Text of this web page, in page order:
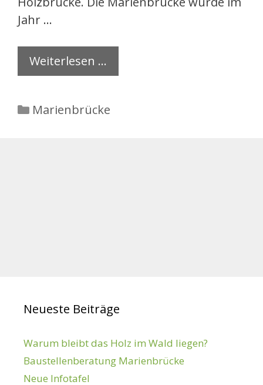
Jahr …
Weiterlesen …
Kategorien
Marienbrücke
Neueste Beiträge
Warum bleibt das Holz im Wald liegen?
Baustellenberatung Marienbrücke
Neue Infotafel